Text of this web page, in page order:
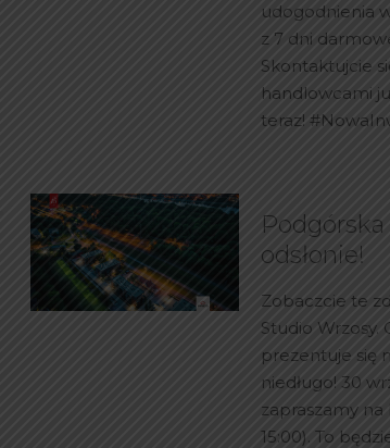
udogodnienia
z 7 dni
Skontaktujcie
handlowcami
teraz!
odsłonie!
Zobaczcie te
Studio Wrzosy.
prezentuje się
niedługo! 30
zapraszamy
15:00). To